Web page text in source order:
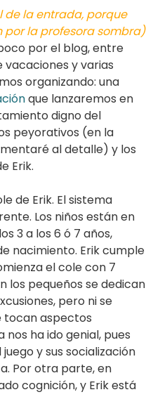
de la entrada, porque
la profesora sombra)
por el blog, entre
vacaciones y varias
organizando: una
que lanzaremos en
digno del
peyorativos (en la
al detalle) y los
Erik.
de Erik. El sistema
Los niños están en
3 a los 6 ó 7 años,
nacimiento. Erik cumple
el cole con 7
los pequeños se dedican
pero ni se
tocan aspectos
nos ha ido genial, pues
y sus socialización
Por otra parte, en
cognición, y Erik está